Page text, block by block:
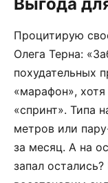
Процитирую
Олега Терна:
похудательных
«марафон»,
«спринт». Типа
метров или
за месяц. А на
запал